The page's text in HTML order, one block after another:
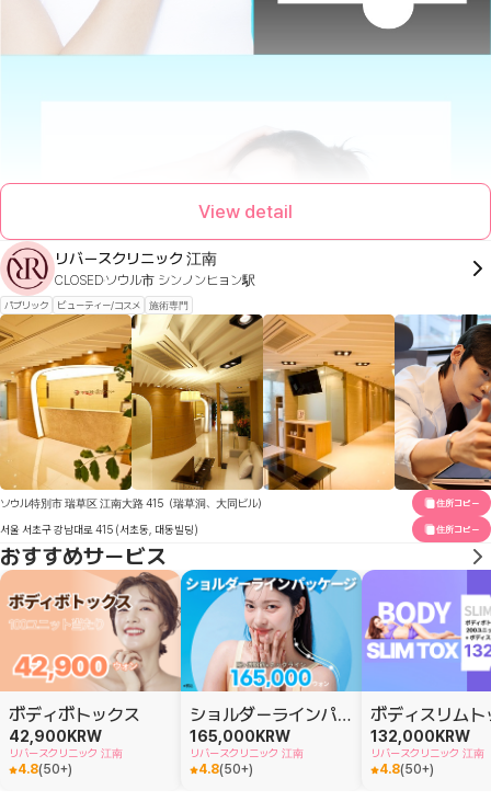
View detail
リバースクリニック 江南
CLOSED ソウル市 シンノンヒョン駅
パブリック ビューティー/コスメ 施術専門
ソウル特別市 瑞草区 江南大路 415（瑞草洞、大同ビル） 住所コピー
서울 서초구 강남대로 415 (서초동, 대동빌딩) 住所コピー
おすすめサービス
ボディボトックス
42,900 KRW
リバースクリニック 江南
4.8(50+)
ショルダーラインパッケージ
165,000 KRW
リバースクリニック 江南
4.8(50+)
132,000 KRW
リバースクリニック 江南
4.8(50+)